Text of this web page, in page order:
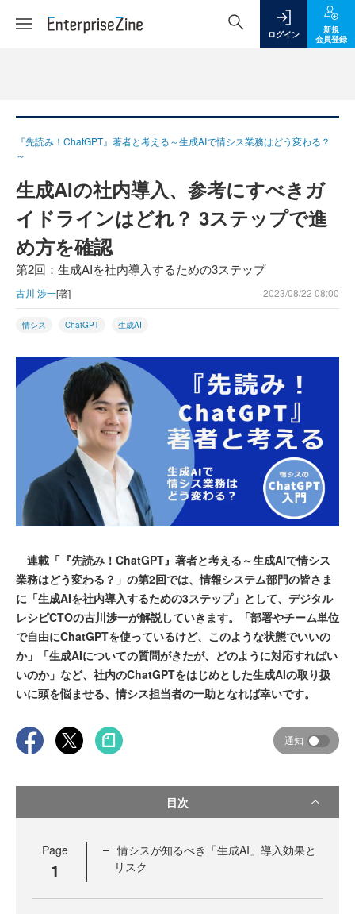
ログイン
新規
会員登録
『先読み！ChatGPT』著者と考える～生成AIで情シス業務はどう変わる？
～
生成AIの社内導入、参考にすべきガ
イドラインはどれ？ 3ステップで進
め方を確認
第2回：生成AIを社内導入するための3ステップ
古川 渉一[著] 2023/08/22 08:00
情シス ChatGPT 生成AI
連載「『先読み！ChatGPT』著者と考える～生成AIで情シス
業務はどう変わる？」の第2回では、情報システム部門の皆さま
に「生成AIを社内導入するための3ステップ」として、デジタル
レシピCTOの古川渉一が解説していきます。「部署やチーム単位
で自由にChatGPTを使っているけど、このような状態でいいの
か」「生成AIについての質問がきたが、どのように対応すればい
いのか」など、社内のChatGPTをはじめとした生成AIの取り扱
いに頭を悩ませる、情シス担当者の一助となれば幸いです。
通知
目次
Page
1
情シスが知るべき「生成AI」導入効果と
リスク